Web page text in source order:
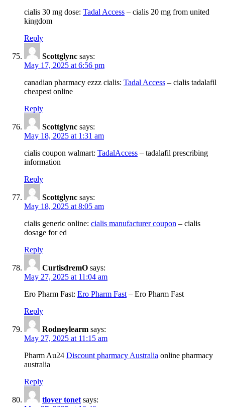
cialis 30 mg dose: Tadal Access – cialis 20 mg from united
kingdom
Reply
Scottglync says:
May 17, 2025 at 6:56 pm
canadian pharmacy ezzz cialis: Tadal Access – cialis tadalafil
cheapest online
Reply
Scottglync says:
May 18, 2025 at 1:31 am
cialis coupon walmart: TadalAccess – tadalafil prescribing
information
Reply
Scottglync says:
May 18, 2025 at 8:05 am
cialis generic online: cialis manufacturer coupon – cialis
dosage for ed
Reply
CurtisdremO says:
May 27, 2025 at 11:04 am
Ero Pharm Fast: Ero Pharm Fast – Ero Pharm Fast
Reply
Rodneylearm says:
May 27, 2025 at 11:15 am
Pharm Au24 Discount pharmacy Australia online pharmacy
australia
Reply
tlover tonet says: